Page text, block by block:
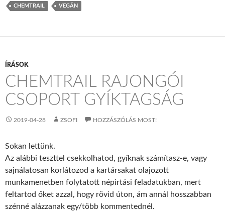
CHEMTRAIL VEGÁN
ÍRÁSOK
CHEMTRAIL RAJONGÓI
CSOPORT GYÍKTAGSÁG
2019-04-28 ZSOFI HOZZÁSZÓLÁS MOST!
Sokan lettünk.
Az alábbi teszttel csekkolhatod, gyíknak számítasz-e, vagy
sajnálatosan korlátozod a kartársakat olajozott
munkamenetben folytatott népirtási feladatukban, mert
feltartod őket azzal, hogy rövid úton, ám annál hosszabban
szénné alázzanak egy/több kommentednél.